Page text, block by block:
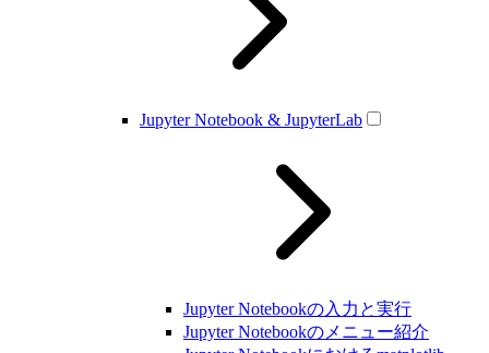
Jupyter Notebook & JupyterLab
Jupyter Notebookの入力と実行
Jupyter Notebookのメニュー紹介